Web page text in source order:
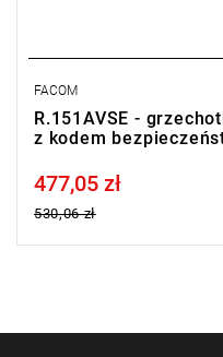
FACOM
R.151AVSE -
z kodem
Price tax included
477,05 zł
530,06 zł